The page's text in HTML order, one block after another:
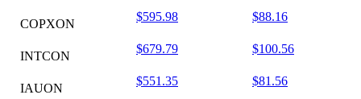
COPXON
$595.98 $88.16
INTCON
$679.79 $100.56
IAUON
$551.35 $81.56